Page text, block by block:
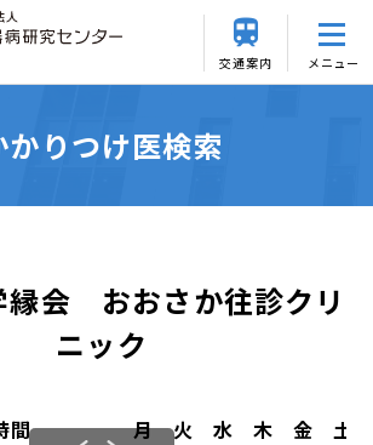
交通案内 メニュー
かりつけ医検索
縁会 おおさか往診クリ
ニック
間 月 火 水 木 金 土